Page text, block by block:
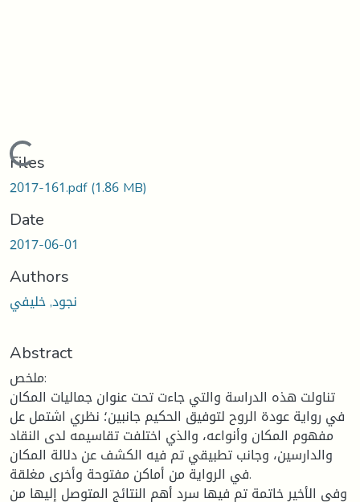
Loading...
Files
2017-161.pdf(1.86 MB)
Date
2017-06-01
Authors
نجود, خليفي
Abstract
ملخص:
تناولت هذه الدراسة والتي جاءت تحت عنوان جماليات المكان
في رواية عودة الروح لتوفيق الحكيم جانبين؛ نظري اشتمل عل
مفهوم المكان وأنواعه، والذي اختلفت تقاسيمه لدى النقاد
والدارسين، وجانب تطبيقي تم فيه الكشف عن دلالة المكان
في الرواية من أماكن مفتوحة وأخرى مغلقة.
وفي الأخير خاتمة تم فيها سرد أهم النتائج المتوصل إليها من